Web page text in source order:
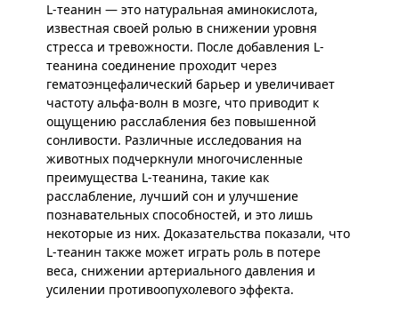
L-теанин — это натуральная аминокислота,
известная своей ролью в снижении уровня
стресса и тревожности. После добавления L-
теанина соединение проходит через
гематоэнцефалический барьер и увеличивает
частоту альфа-волн в мозге, что приводит к
ощущению расслабления без повышенной
сонливости. Различные исследования на
животных подчеркнули многочисленные
преимущества L-теанина, такие как
расслабление, лучший сон и улучшение
познавательных способностей, и это лишь
некоторые из них. Доказательства показали, что
L-теанин также может играть роль в потере
веса, снижении артериального давления и
усилении противоопухолевого эффекта.